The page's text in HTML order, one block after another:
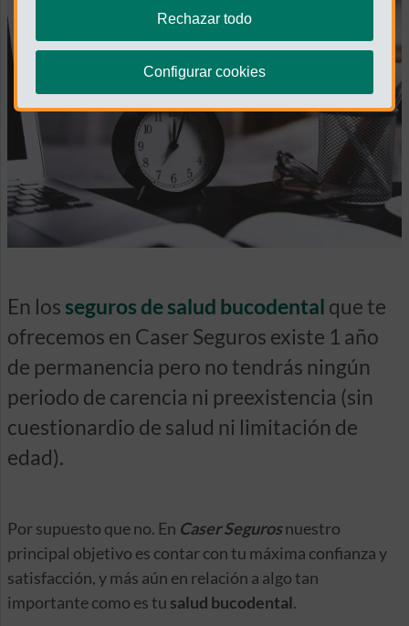
En los seguros de salud bucodental que te
ofrecemos en Caser Seguros existe 1 año
de permanencia pero no tendrás ningún
periodo de carencia ni preexistencia (sin
cuestionardio de salud ni limitación de
edad).
Por supuesto que no. En Caser Segurosnuestro
principal objetivo es contar con tu máxima confianza y
satisfacción, y más aún en relación a algo tan
importante como es tu salud bucodental.
cookies en cualquier momento en la sección
Rechazar todo
Configurar cookies